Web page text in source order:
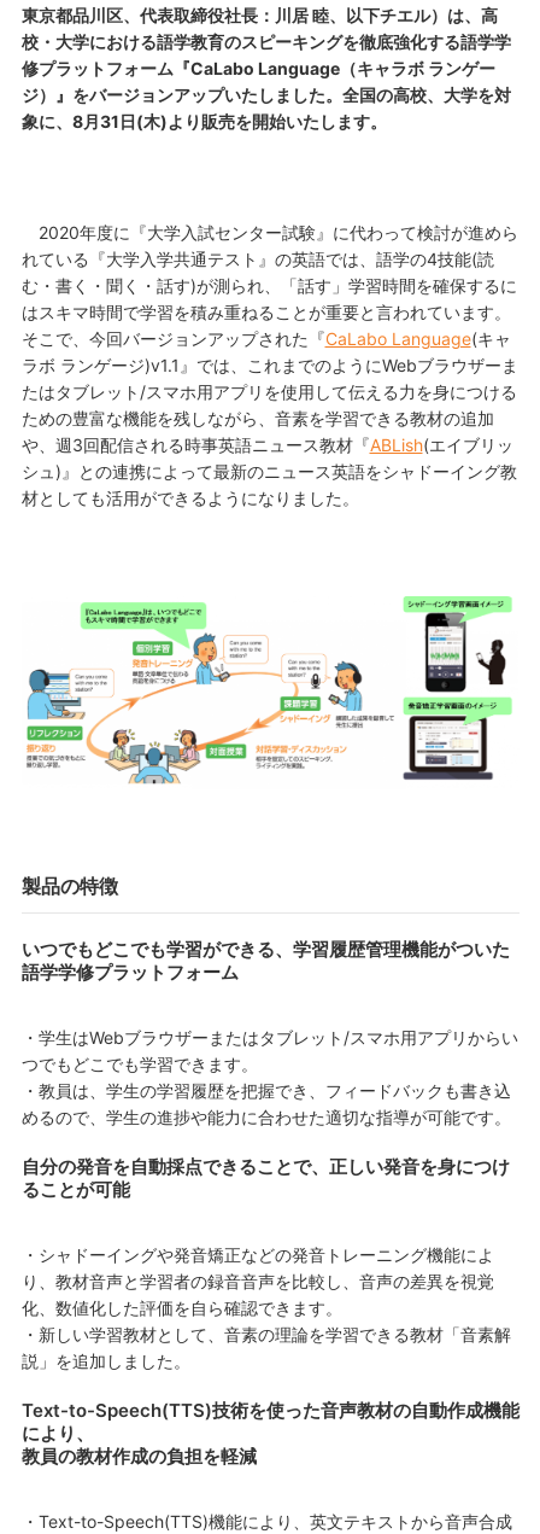
東京都品川区、代表取締役社長：川居 睦、以下チエル）は、高
校・大学における語学教育のスピーキングを徹底強化する語学学
修プラットフォーム『CaLabo Language（キャラボ ランゲー
ジ）』をバージョンアップいたしました。全国の高校、大学を対
象に、8月31日(木)より販売を開始いたします。
2020年度に『大学入試センター試験』に代わって検討が進めら
れている『大学入学共通テスト』の英語では、語学の4技能(読
む・書く・聞く・話す)が測られ、「話す」学習時間を確保するに
はスキマ時間で学習を積み重ねることが重要と言われています。
そこで、今回バージョンアップされた『CaLabo Language(キャ
ラボ ランゲージ)v1.1』では、これまでのようにWebブラウザーま
たはタブレット/スマホ用アプリを使用して伝える力を身につける
ための豊富な機能を残しながら、音素を学習できる教材の追加
や、週3回配信される時事英語ニュース教材『ABLish(エイブリッ
シュ)』との連携によって最新のニュース英語をシャドーイング教
材としても活用ができるようになりました。
製品の特徴
いつでもどこでも学習ができる、学習履歴管理機能がついた
語学学修プラットフォーム
・学生はWebブラウザーまたはタブレット/スマホ用アプリからい
つでもどこでも学習できます。
・教員は、学生の学習履歴を把握でき、フィードバックも書き込
めるので、学生の進捗や能力に合わせた適切な指導が可能です。
自分の発音を自動採点できることで、正しい発音を身につけ
ることが可能
・シャドーイングや発音矯正などの発音トレーニング機能によ
り、教材音声と学習者の録音音声を比較し、音声の差異を視覚
化、数値化した評価を自ら確認できます。
・新しい学習教材として、音素の理論を学習できる教材「音素解
説」を追加しました。
Text-to-Speech(TTS)技術を使った音声教材の自動作成機能
により、
教員の教材作成の負担を軽減
・Text-to-Speech(TTS)機能により、英文テキストから音声合成